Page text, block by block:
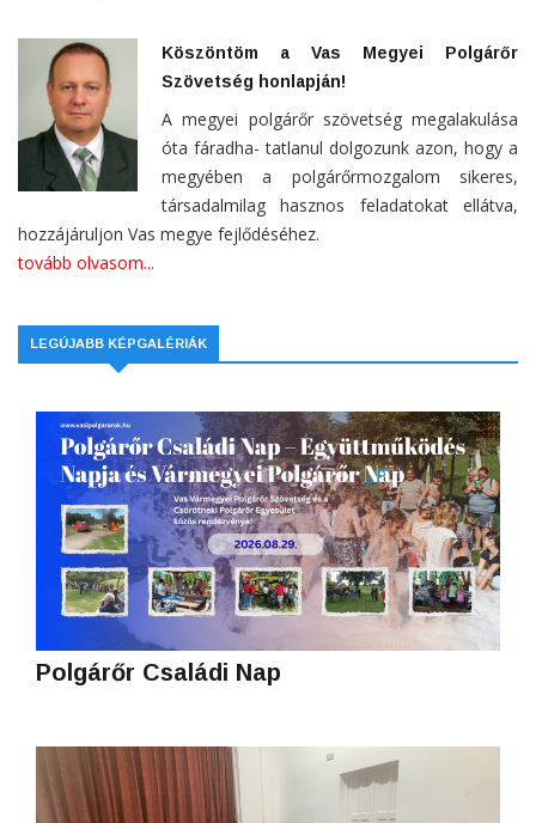
Köszöntöm a Vas Megyei Polgárőr
Szövetség honlapján!
A megyei polgárőr szövetség megalakulása
óta fáradha- tatlanul dolgozunk azon, hogy a
megyében a polgárőrmozgalom sikeres,
társadalmilag hasznos feladatokat ellátva,
hozzájáruljon Vas megye fejlődéséhez.
tovább olvasom...
LEGÚJABB KÉPGALÉRIÁK
Polgárőr Családi Nap